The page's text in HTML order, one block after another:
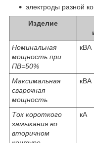
электроды разной
Изделие
Номинальная
мощность при
ПВ=50%
кВА
Максимальная
сварочная
мощность
кВА
Ток короткого
замыкания во
вторичном
кА